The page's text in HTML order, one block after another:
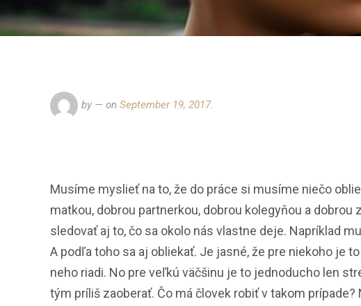
by — on September 19, 2017.
Musíme myslieť na to, že do práce si musíme niečo
matkou, dobrou partnerkou, dobrou kolegyňou a
sledovať aj to, čo sa okolo nás vlastne deje. Napríklad
A podľa toho sa aj obliekať. Je jasné, že pre niekoho je
neho riadi. No pre veľkú väčšinu je to jednoducho len
tým príliš zaoberať. Čo má človek robiť v takom